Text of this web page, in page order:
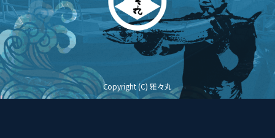
Copyright (C) 雅々丸